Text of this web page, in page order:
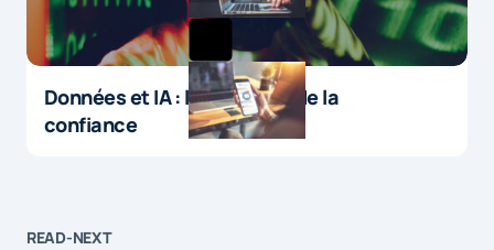
Données et IA : le paradoxe de la
confiance
READ-NEXT